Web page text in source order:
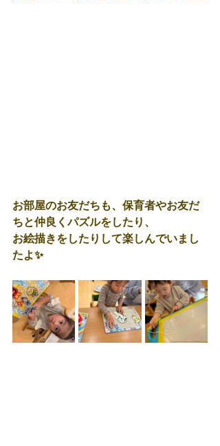
お部屋のお友だちも、保育者やお友だ
ちと仲良くパズルをしたり、
お絵描きをしたりして楽しんでいまし
たよ✨